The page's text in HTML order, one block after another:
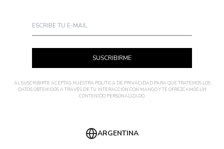
SUSCRIBIRME
AL SUSCRIBIRTE ACEPTAS NUESTRA POLÍTICA DE PRIVACIDAD PARA QUE TRATEMOS LOS
DATOS OBTENIDOS A TRAVÉS DE TU INTERACCIÓN CON MANGO Y TE OFREZCAMOS UN
CONTENIDO PERSONALIZADO.
ARGENTINA